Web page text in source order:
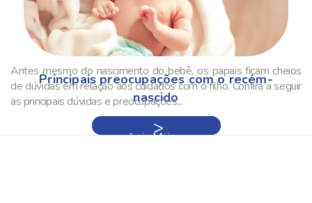
Principais preocupações com o recém-
nascido
Antes mesmo do nascimento do bebê, os papais ficam cheios
de dúvidas em relação aos cuidados com o filho. Confira a seguir
as principais dúvidas e preocupações...
Leia Mais »